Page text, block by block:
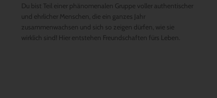
Du bist Teil einer phänomenalen Gruppe voller authentischer
und ehrlicher Menschen, die ein ganzes Jahr
zusammenwachsen und sich so zeigen dürfen, wie sie
wirklich sind! Hier entstehen Freundschaften fürs Leben.